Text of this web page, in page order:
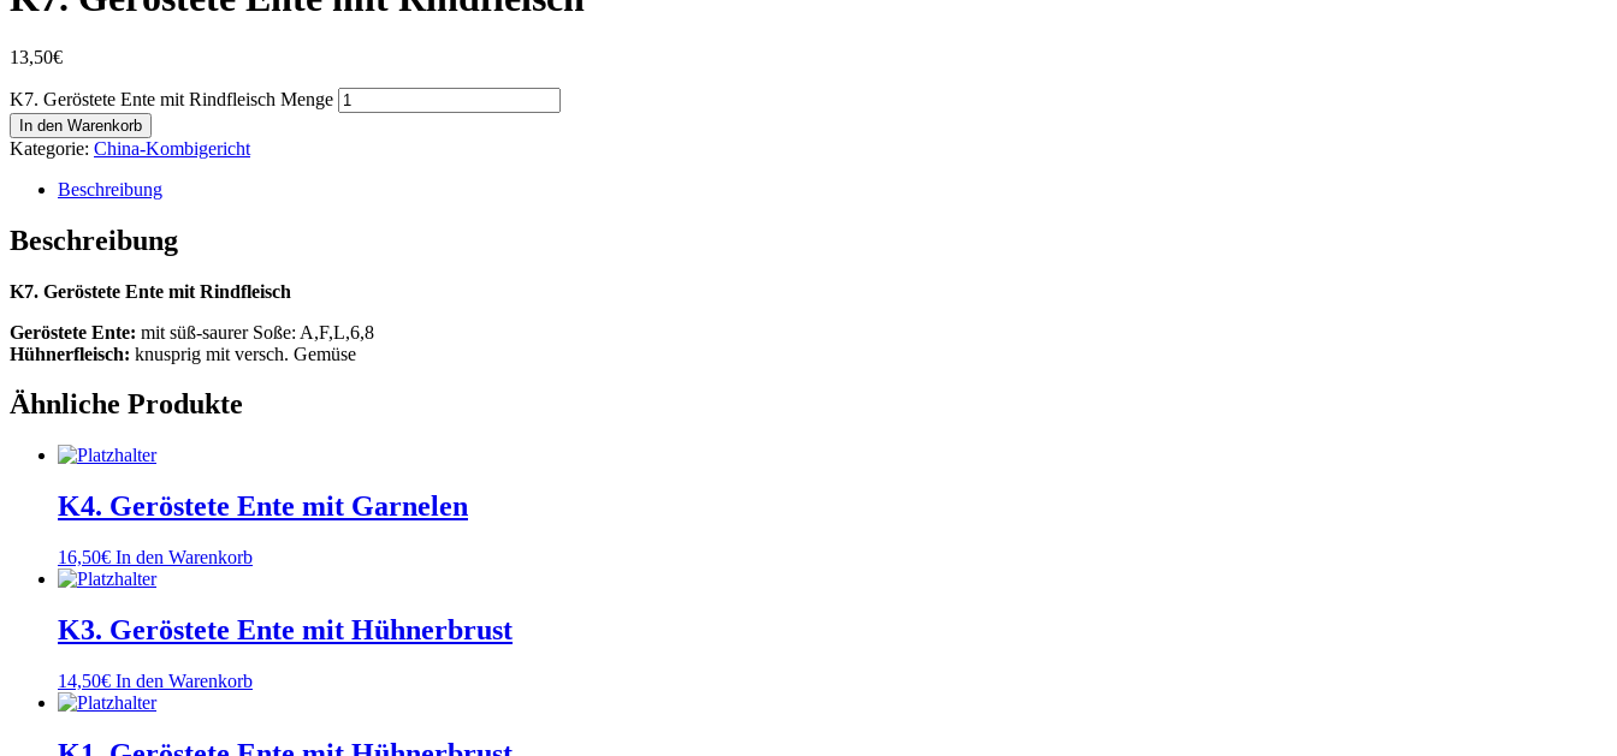
13,50€
K7. Geröstete Ente mit Rindfleisch Menge
In den Warenkorb
Kategorie: China-Kombigericht
Beschreibung
Beschreibung
K7. Geröstete Ente mit Rindfleisch
Geröstete Ente: mit süß-saurer Soße: A,F,L,6,8
Hühnerfleisch: knusprig mit versch. Gemüse
Ähnliche Produkte
K4. Geröstete Ente mit Garnelen
16,50€ In den Warenkorb
K3. Geröstete Ente mit Hühnerbrust
14,50€ In den Warenkorb